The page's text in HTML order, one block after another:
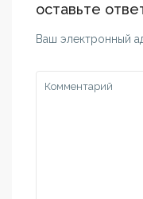
оставьте
Ваш электронный